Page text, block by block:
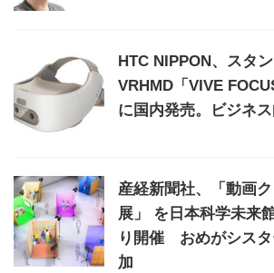
HTC NIPPON、スタ
VRHMD「VIVE
に国内発売。ビジネ
産経新聞社、「動画
展」 を日本科学未来
り開催 おめがシスタ
加